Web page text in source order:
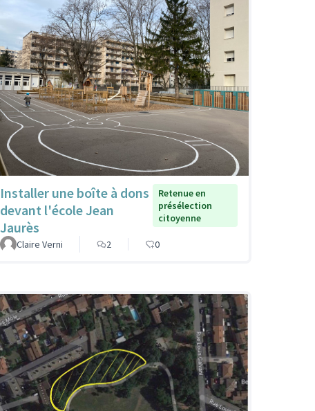
Installer une boîte à dons
devant l'école Jean
Jaurès
Retenue en
présélection
citoyenne
Claire Verni 2 0